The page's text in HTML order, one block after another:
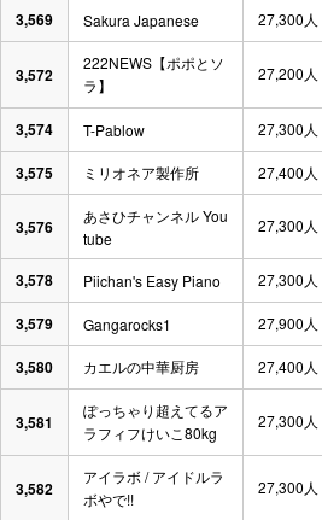
3,569 Sakura Japanese 27,300人
3,572
222NEWS【ポポとソ
ラ】
27,200人
3,574 T-Pablow 27,300人
3,575 ミリオネア製作所 27,400人
3,576
あさひチャンネル You
tube
27,300人
3,578 Piichan's Easy Piano 27,300人
3,579 Gangarocks1 27,900人
3,580 カエルの中華厨房 27,400人
3,581
ぽっちゃり超えてるア
ラフィフけいこ80kg
27,300人
3,582
アイラボ / アイドルラ
ボやで!!
27,300人